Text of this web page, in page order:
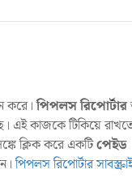
করে।পিপলস রিপোর্টার
এই কাজকে টিকিয়ে
ক্লিক করে একটিপেইড
পিপলস রিপোর্টার